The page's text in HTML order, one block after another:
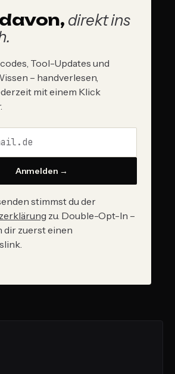
direkt ins
Tool-Updates und
– handverlesen,
mit einem Klick
Anmelden →
stimmst du der
zu. Double-Opt-In –
dir zuerst einen